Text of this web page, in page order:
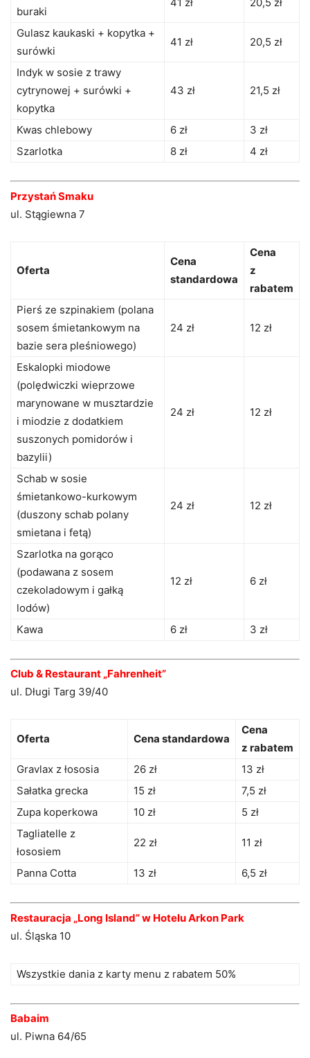
buraki
41 zł 20,5 zł
Gulasz kaukaski + kopytka +
surówki
41 zł 20,5 zł
Indyk w sosie z trawy
cytrynowej + surówki +
kopytka
43 zł 21,5 zł
Kwas chlebowy 6 zł
3 zł
Szarlotka
8 zł 4 zł
Przystań Smaku
ul. Stągiewna 7
Oferta
Cena
standardowa
Cena
z
rabatem
Pierś ze szpinakiem (polana
sosem śmietankowym na
bazie sera pleśniowego)
24 zł 12 zł
Eskalopki miodowe
(polędwiczki wieprzowe
marynowane w musztardzie
i miodzie z dodatkiem
suszonych pomidorów i
bazylii)
24 zł 12 zł
Schab w sosie
śmietankowo-kurkowym
(duszony schab polany
smietana i fetą)
24 zł 12 zł
Szarlotka na gorąco
(podawana z sosem
czekoladowym i gałką
lodów)
12 zł 6 zł
Kawa 6 zł 3 zł
Club & Restaurant „Fahrenheit”
ul. Długi Targ 39/40
Oferta Cena standardowa
Cena
z rabatem
Gravlax z łososia
26 zł
13 zł
Sałatka grecka
15 zł
7,5 zł
Zupa koperkowa
10 zł
5 zł
Tagliatelle z
łososiem
22 zł 11 zł
Panna Cotta 13 zł 6,5 zł
Restauracja „Long Island” w Hotelu Arkon Park
ul. Śląska 10
Wszystkie dania z karty menu z rabatem 50%
Babaim
ul. Piwna 64/65